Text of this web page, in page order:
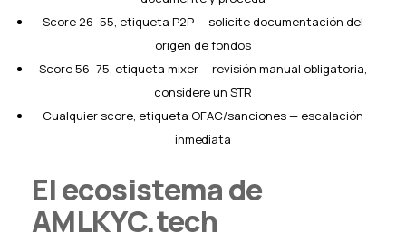
Score 26–55, etiqueta P2P — solicite documentación del
origen de fondos
Score 56–75, etiqueta mixer — revisión manual obligatoria,
considere un STR
Cualquier score, etiqueta OFAC/sanciones — escalación
inmediata
El ecosistema de
AMLKYC.tech